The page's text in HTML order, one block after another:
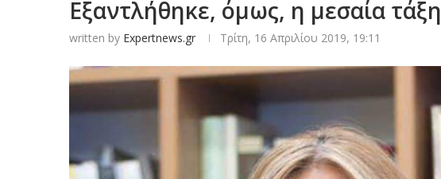
Εξαντλήθηκε, όμως, η μεσαία τάξη
written by Expertnews.gr Τρίτη, 16 Απριλίου 2019, 19:11